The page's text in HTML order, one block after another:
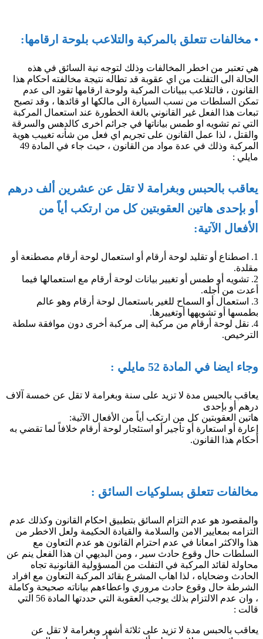
• مخالفات تتعلق بالمركبة والتلاعب بلوحة ارقامها:
هي تعتبر من اخطر المخالفات وذلك لتوجه نية السائق في هذه
الحالة الى التفلت من اي عقوبة قد تطاله نتيجة مخالفته احكام هذا
القانون ، فالتلاعب ببيانات المركبة ولوحة ارقامها تقود الى عدم
تمكن السلطات من نسب السيارة الى مالكها او قائدها ، وقد تصبح
تبعات هذا الفعل غير القانوني بالغة الخطورة عند استعمال المركبة
التي تم تشويه او طمس بياناتها في جرائم اخرى كالدهس والسرقة
والقتل ، لذا عمل القانون على تجريم اي فعل من شأنه تغييب هوية
المركبة وذلك في عدة مواد من القانون ، حيث جاء في المادة 49
مايلي :
يعاقب بالحبس وبغرامة لا تقل عن عشرين ألف درهم
أو بإحدى هاتين العقوبتين كل من ارتكب أياً من
الأفعال الآتية:
1. اصطناع أو تقليد لوحة أرقام أو استعمال لوحة أرقام مصطنعة أو
مقلدة.
2. تشويه أو طمس أو تغيير بيانات لوحة أرقام مع استعمالها فيما
أعدت من أجله.
3. استعمال أو السماح للغير باستعمال لوحة أرقام وهو عالم
بطمسها أو تشويهها أوتغييرها.
4. نقل لوحة أرقام من مركبة إلى مركبة أخرى دون موافقة سلطة
الترخيص.
وجاء ايضا في المادة 52 مايلي :
يعاقب بالحبس مدة لا تزيد على سنة وبغرامة لا تقل عن خمسة آلاف
درهم أو بإحدى
هاتين العقوبتين كل من ارتكب أياً من الأفعال الآتية:
إعارة أو استعارة أو تأجير أو استئجار لوحة أرقام خلافاً لما تقضي به
أحكام هذا القانون.
مخالفات تتعلق بسلوكيات السائق :
والمقصود هو عدم التزام السائق بتطبيق احكام القانون وكذلك عدم
التزامه بمعايير الامن والسلامة والقيادة الحكيمة ولعل الاخطر من
هذا والاكثر امعانا في عدم احترام القانون هو عدم التعاون مع
السلطات حال وقوع حادث سير ، ومن البديهي ان هذا الفعل ينم عن
محاولة لقائد المركبة في التفلت من المسؤولية القانونية تجاه
الحادث وضحاياه ، لذا اهاب المشرع بقائد المركبة التعاون مع افراد
الشرطة حال وقوع حادث مروري واعطاءهم بياناته صحيحة وكاملة
، وان عدم الالتزام بذلك يوجب العقوبة التي حددتها المادة 56 التي
قالت :
يعاقب بالحبس مدة لا تزيد على ثلاثة أشهر وبغرامة لا تقل عن